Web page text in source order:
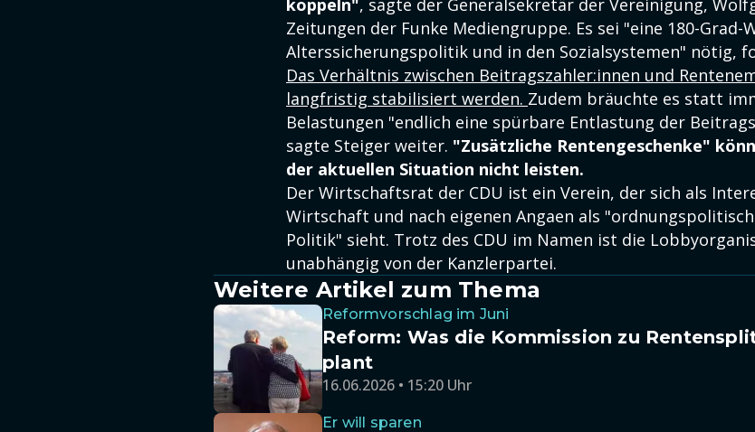
koppeln", sagte der Generalsekretär der Vereinigung,
Zeitungen der Funke Mediengruppe. Es sei "eine 180-Grad-
Alterssicherungspolitik und in den Sozialsystemen" nötig,
Das Verhältnis zwischen Beitragszahler:innen und
langfristig stabilisiert werden. Zudem bräuchte es statt
Belastungen "endlich eine spürbare Entlastung der
sagte Steiger weiter. "Zusätzliche Rentengeschenke"
der aktuellen Situation nicht leisten.
Der Wirtschaftsrat der CDU ist ein Verein, der sich als
Wirtschaft und nach eigenen Angaen als
Politik" sieht. Trotz des CDU im Namen ist die
unabhängig von der Kanzlerpartei.
Weitere Artikel zum Thema
Reformvorschlag im Juni
Reform: Was die Kommission zu
plant
16.06.2026 • 15:20 Uhr
Er will sparen